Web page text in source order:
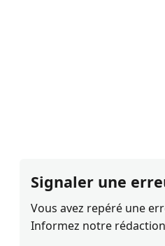
Signaler une
Vous avez repéré une
Informez notre